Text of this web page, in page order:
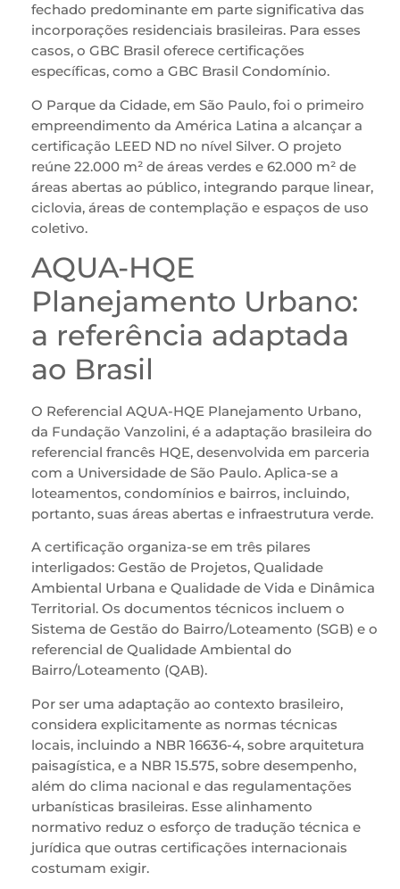
fechado predominante em parte significativa das
incorporações residenciais brasileiras. Para esses
casos, o GBC Brasil oferece certificações
específicas, como a GBC Brasil Condomínio.
O Parque da Cidade, em São Paulo, foi o primeiro
empreendimento da América Latina a alcançar a
certificação LEED ND no nível Silver. O projeto
reúne 22.000 m² de áreas verdes e 62.000 m² de
áreas abertas ao público, integrando parque linear,
ciclovia, áreas de contemplação e espaços de uso
coletivo.
AQUA-HQE
Planejamento Urbano:
a referência adaptada
ao Brasil
O Referencial AQUA-HQE Planejamento Urbano,
da Fundação Vanzolini, é a adaptação brasileira do
referencial francês HQE, desenvolvida em parceria
com a Universidade de São Paulo. Aplica-se a
loteamentos, condomínios e bairros, incluindo,
portanto, suas áreas abertas e infraestrutura verde.
A certificação organiza-se em três pilares
interligados: Gestão de Projetos, Qualidade
Ambiental Urbana e Qualidade de Vida e Dinâmica
Territorial. Os documentos técnicos incluem o
Sistema de Gestão do Bairro/Loteamento (SGB) e o
referencial de Qualidade Ambiental do
Bairro/Loteamento (QAB).
Por ser uma adaptação ao contexto brasileiro,
considera explicitamente as normas técnicas
locais, incluindo a NBR 16636-4, sobre arquitetura
paisagística, e a NBR 15.575, sobre desempenho,
além do clima nacional e das regulamentações
urbanísticas brasileiras. Esse alinhamento
normativo reduz o esforço de tradução técnica e
jurídica que outras certificações internacionais
costumam exigir.